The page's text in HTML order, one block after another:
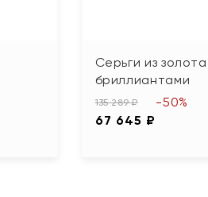
Серьги из
бриллиантами
135 289 ₽
67 645 ₽
-50%